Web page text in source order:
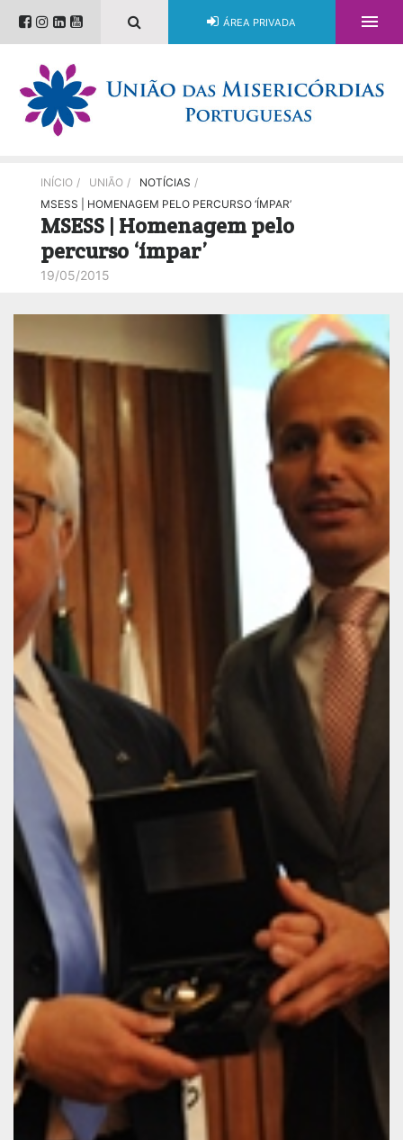
ÁREA PRIVADA 
INÍCIO / UNIÃO / NOTÍCIAS /
MSESS | HOMENAGEM PELO PERCURSO ‘ÍMPAR’
MSESS | Homenagem pelo
percurso ‘ímpar’
19/05/2015